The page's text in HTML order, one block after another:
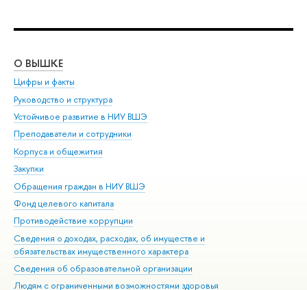
О ВЫШКЕ
Цифры и факты
Руководство и структура
Устойчивое развитие в НИУ ВШЭ
Преподаватели и сотрудники
Корпуса и общежития
Закупки
Обращения граждан в НИУ ВШЭ
Фонд целевого капитала
Противодействие коррупции
Сведения о доходах, расходах, об имуществе и
обязательствах имущественного характера
Сведения об образовательной организации
Людям с ограниченными возможностями здоровья